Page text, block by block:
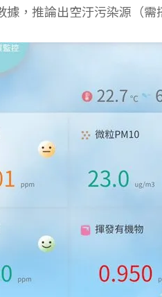
，推論出空汙污染源（